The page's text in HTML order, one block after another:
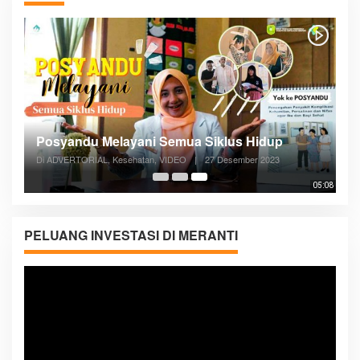
05:08
Posyandu Melayani Semua Siklus Hidup
Di ADVERTORIAL, Kesehatan, VIDEO | 27 Desember 2023
PELUANG INVESTASI DI MERANTI
Pemutar